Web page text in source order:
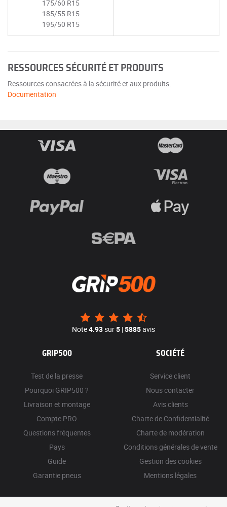
175/60 R15
185/55 R15
195/50 R15
RESSOURCES SÉCURITÉ ET PRODUITS
Ressources consacrées à la sécurité et aux produits.
Documentation
Note4.93sur5 |5885avis
GRIP500
Test de la presse
Pourquoi GRIP500 ?
Livraison et montage
Compte PRO
Questions fréquentes
Pays
Guide
Garantie pneus
SOCIÉTÉ
Service client
Nous contacter
Avis clients
Charte de Confidentialité
Charte de modération
Conditions générales de vente
Gestion des cookies
Mentions légales